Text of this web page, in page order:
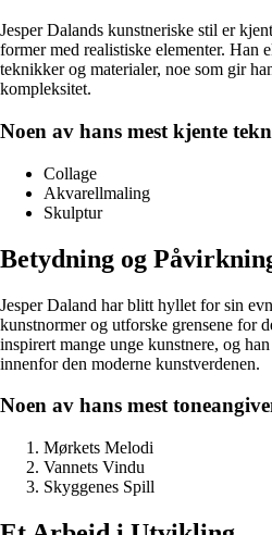
Jesper Dalands kunstneriske stil er
former med realistiske elementer. Han
teknikker og materialer, noe som gir
kompleksitet.
Noen av hans mest kjente
Collage
Akvarellmaling
Skulptur
Betydning og
Jesper Daland har blitt hyllet for sin
kunstnormer og utforske grensene for
inspirert mange unge kunstnere, og
innenfor den moderne kunstverdenen.
Noen av hans mest
Mørkets Melodi
Vannets Vindu
Skyggenes Spill